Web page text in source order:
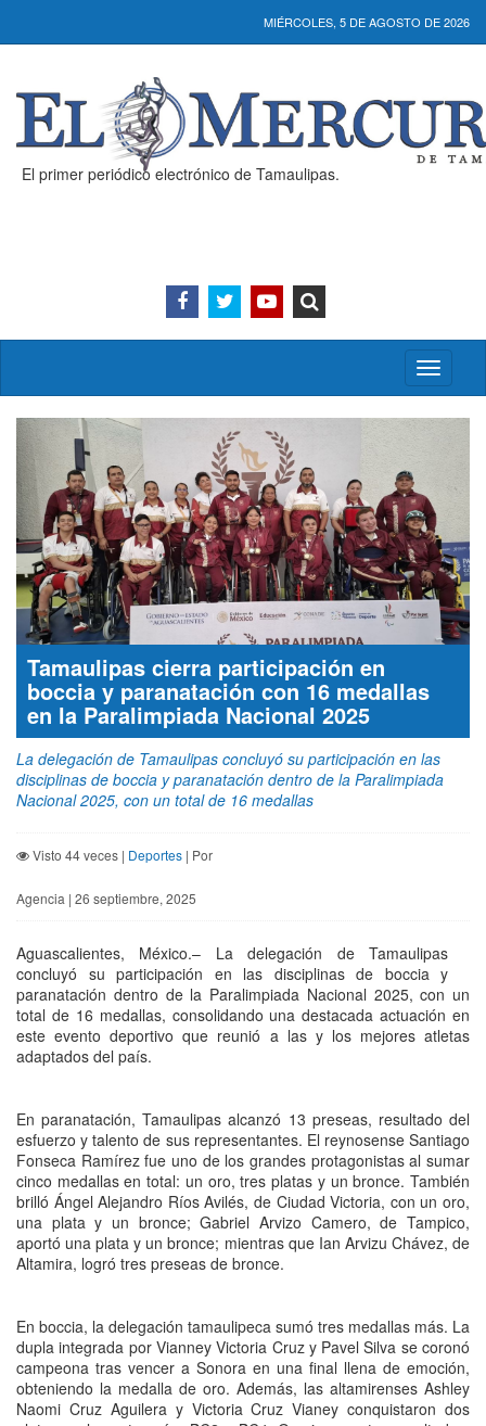
MIÉRCOLES, 5 DE AGOSTO DE 2026
El primer periódico electrónico de Tamaulipas.
Activar/
menú
Tamaulipas cierra participación en
boccia y paranatación con 16 medallas
en la Paralimpiada Nacional 2025
La delegación de Tamaulipas concluyó su participación en las
disciplinas de boccia y paranatación dentro de la Paralimpiada
Nacional 2025, con un total de 16 medallas
Visto 44 veces | Deportes | Por
Agencia | 26 septiembre, 2025
Aguascalientes, México.– La delegación de Tamaulipas
concluyó su participación en las disciplinas de boccia y
paranatación dentro de la Paralimpiada Nacional 2025, con un
total de 16 medallas, consolidando una destacada actuación en
este evento deportivo que reunió a las y los mejores atletas
adaptados del país.
En paranatación, Tamaulipas alcanzó 13 preseas, resultado del
esfuerzo y talento de sus representantes. El reynosense Santiago
Fonseca Ramírez fue uno de los grandes protagonistas al sumar
cinco medallas en total: un oro, tres platas y un bronce. También
brilló Ángel Alejandro Ríos Avilés, de Ciudad Victoria, con un oro,
una plata y un bronce; Gabriel Arvizo Camero, de Tampico,
aportó una plata y un bronce; mientras que Ian Arvizu Chávez, de
Altamira, logró tres preseas de bronce.
En boccia, la delegación tamaulipeca sumó tres medallas más. La
dupla integrada por Vianney Victoria Cruz y Pavel Silva se coronó
campeona tras vencer a Sonora en una final llena de emoción,
obteniendo la medalla de oro. Además, las altamirenses Ashley
Naomi Cruz Aguilera y Victoria Cruz Vianey conquistaron dos